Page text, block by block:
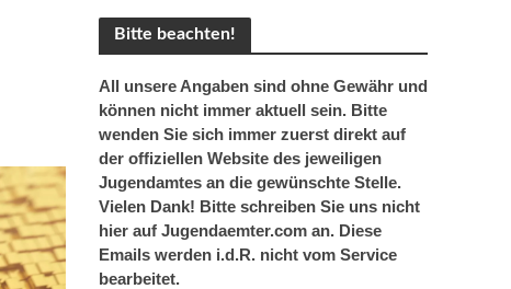
Bitte beachten!
All unsere Angaben sind ohne Gewähr und
können nicht immer aktuell sein. Bitte
wenden Sie sich immer zuerst direkt auf
der offiziellen Website des jeweiligen
Jugendamtes an die gewünschte Stelle.
Vielen Dank! Bitte schreiben Sie uns nicht
hier auf Jugendaemter.com an. Diese
Emails werden i.d.R. nicht vom Service
bearbeitet.